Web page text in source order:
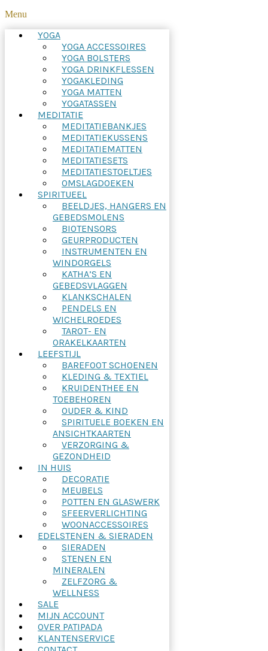
Menu
YOGA
YOGA ACCESSOIRES
YOGA BOLSTERS
YOGA DRINKFLESSEN
YOGAKLEDING
YOGA MATTEN
YOGATASSEN
MEDITATIE
MEDITATIEBANKJES
MEDITATIEKUSSENS
MEDITATIEMATTEN
MEDITATIESETS
MEDITATIESTOELTJES
OMSLAGDOEKEN
SPIRITUEEL
BEELDJES, HANGERS EN
GEBEDSMOLENS
BIOTENSORS
GEURPRODUCTEN
INSTRUMENTEN EN
WINDORGELS
KATHA’S EN
GEBEDSVLAGGEN
KLANKSCHALEN
PENDELS EN
WICHELROEDES
TAROT- EN
ORAKELKAARTEN
LEEFSTIJL
BAREFOOT SCHOENEN
KLEDING & TEXTIEL
KRUIDENTHEE EN
TOEBEHOREN
OUDER & KIND
SPIRITUELE BOEKEN EN
ANSICHTKAARTEN
VERZORGING &
GEZONDHEID
IN HUIS
DECORATIE
MEUBELS
POTTEN EN GLASWERK
SFEERVERLICHTING
WOONACCESSOIRES
EDELSTENEN & SIERADEN
SIERADEN
STENEN EN
MINERALEN
ZELFZORG &
WELLNESS
SALE
MIJN ACCOUNT
OVER PATIPADA
KLANTENSERVICE